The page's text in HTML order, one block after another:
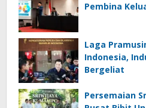
Pembina
Laga
Indonesia,
Bergeliat
Persemaian